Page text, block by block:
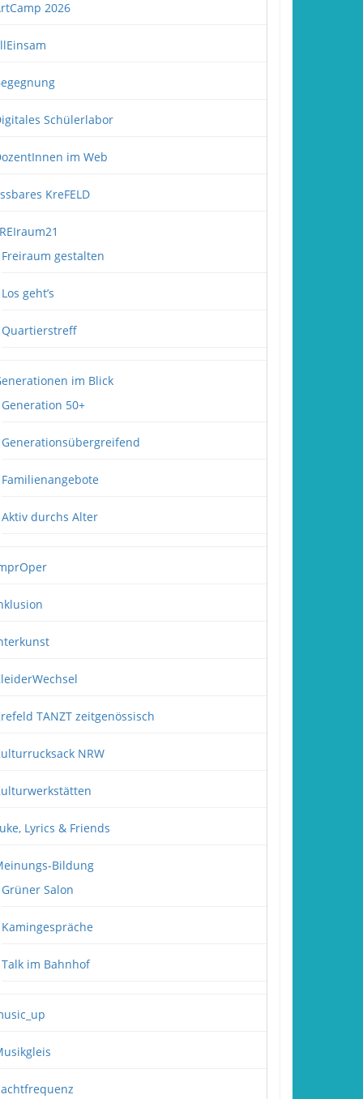
2026
Schülerlabor
im Web
KreFELD
Freiraum gestalten
Los geht’s
Quartierstreff
im Blick
Generation 50+
Generationsübergreifend
Familienangebote
Aktiv durchs Alter
TANZT zeitgenössisch
NRW
Lyrics & Friends
Bildung
Grüner Salon
Kamingespräche
Talk im Bahnhof